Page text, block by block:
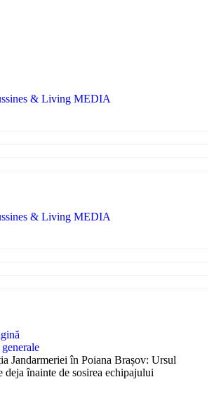
& Living MEDIA
pentru Brașoveni
& Living MEDIA
pentru Brașoveni
Jandarmeriei în Poiana Brașov: Ursul
deja înainte de sosirea echipajului